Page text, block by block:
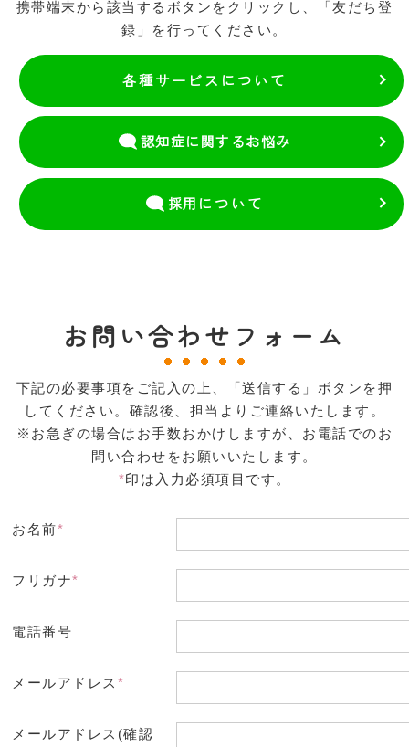
携帯端末から該当するボタンをクリックし、「友だち登
録」を行ってください。
各種サービスについて
認知症に関するお悩み
採用 について
お問い合わせフォーム
下記の必要事項をご記入の上、「送信する」ボタンを押
してください。確認後、担当よりご連絡いたします。
※お急ぎの場合はお手数おかけしますが、お電話でのお
問い合わせをお願いいたします。
*印は入力必須項目です。
お名前*
フリガナ*
電話番号
メールアドレス *
メールアドレス(確認